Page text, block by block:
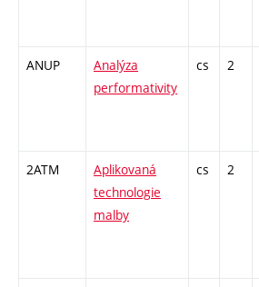
ANUP
Analýza
performativity
cs 2
2ATM
Aplikovaná
technologie
malby
cs 2